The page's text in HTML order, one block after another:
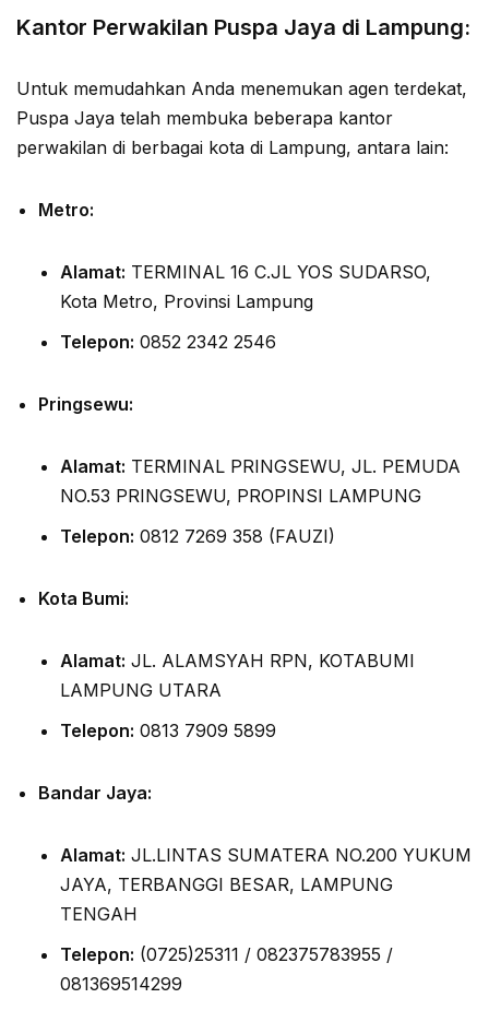
Kantor Perwakilan Puspa Jaya di Lampung:
Untuk memudahkan Anda menemukan agen terdekat,
Puspa Jaya telah membuka beberapa kantor
perwakilan di berbagai kota di Lampung, antara lain:
Metro:
Alamat: TERMINAL 16 C.JL YOS SUDARSO,
Kota Metro, Provinsi Lampung
Telepon: 0852 2342 2546
Pringsewu:
Alamat: TERMINAL PRINGSEWU, JL. PEMUDA
NO.53 PRINGSEWU, PROPINSI LAMPUNG
Telepon: 0812 7269 358 (FAUZI)
Kota Bumi:
Alamat: JL. ALAMSYAH RPN, KOTABUMI
LAMPUNG UTARA
Telepon: 0813 7909 5899
Bandar Jaya:
Alamat: JL.LINTAS SUMATERA NO.200 YUKUM
JAYA, TERBANGGI BESAR, LAMPUNG
TENGAH
Telepon: (0725)25311 / 082375783955 /
081369514299